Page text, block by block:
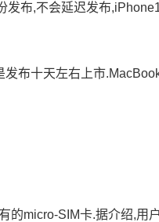
发布,不会延迟发布
布十天左右上市
的micro-SIM卡.据介绍,用